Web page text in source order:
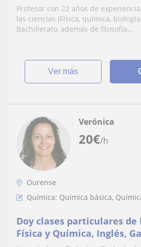
Profesor con 22 años de
las ciencias (Física, química,
Bachillerato, además de filosofía...
ver más
20€/h
Verónica
Ourense
Química: Química básica,
Doy clases particulares
Física y Química, Inglés,